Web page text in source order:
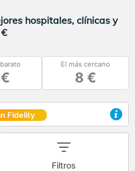
hospitales, clínicas y
El más cercano
8 €
Fidelity
Filtros